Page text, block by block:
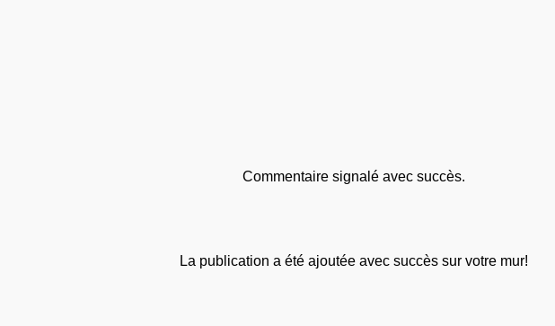
Commentaire signalé avec succès.
La publication a été ajoutée avec succès sur votre mur!